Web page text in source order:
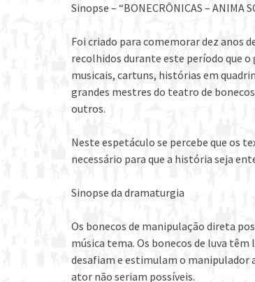
Sinopse – “BONECRÔNICAS – ANIMA
Foi criado para comemorar dez anos
recolhidos durante este período que
musicais, cartuns, histórias em
grandes mestres do teatro de
outros.
Neste espetáculo se percebe que os
necessário para que a história seja
Sinopse da dramaturgia
Os bonecos de manipulação direta
música tema. Os bonecos de luva
desafiam e estimulam o manipulador
ator não seriam possíveis.